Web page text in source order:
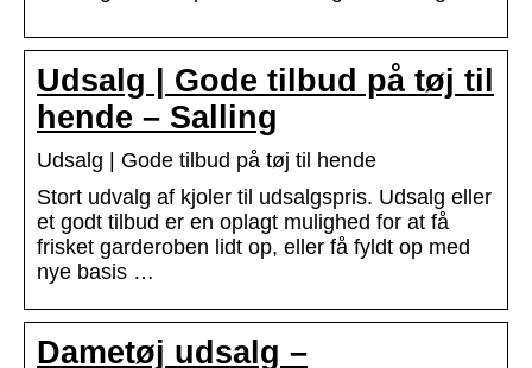
Udsalg | Gode tilbud på tøj til
hende – Salling
Udsalg | Gode tilbud på tøj til hende
Stort udvalg af kjoler til udsalgspris. Udsalg eller
et godt tilbud er en oplagt mulighed for at få
frisket garderoben lidt op, eller få fyldt op med
nye basis …
Dametøj udsalg –